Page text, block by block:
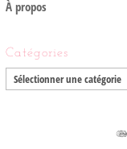
À propos
Catégories
Catégories